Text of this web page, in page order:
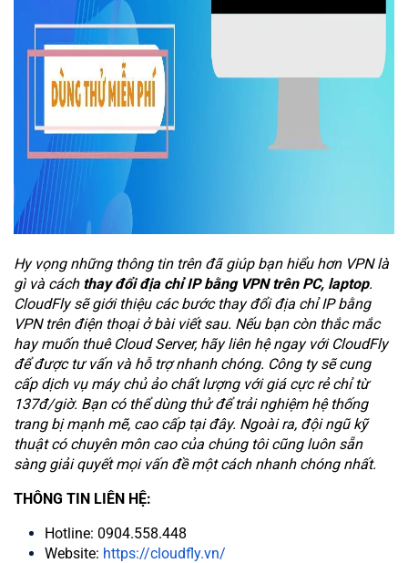
Hy vọng những thông tin trên đã giúp bạn hiểu hơn VPN là
gì và cách thay đổi địa chỉ IP bằng VPN trên PC, laptop.
CloudFly sẽ giới thiệu các bước thay đổi địa chỉ IP bằng
VPN trên điện thoại ở bài viết sau. Nếu bạn còn thắc mắc
hay muốn thuê Cloud Server, hãy liên hệ ngay với CloudFly
để được tư vấn và hỗ trợ nhanh chóng. Công ty sẽ cung
cấp dịch vụ máy chủ ảo chất lượng với giá cực rẻ chỉ từ
137đ/giờ. Bạn có thể dùng thử để trải nghiệm hệ thống
trang bị mạnh mẽ, cao cấp tại đây. Ngoài ra, đội ngũ kỹ
thuật có chuyên môn cao của chúng tôi cũng luôn sẵn
sàng giải quyết mọi vấn đề một cách nhanh chóng nhất.
THÔNG TIN LIÊN HỆ:
Hotline: 0904.558.448
Website: https://cloudfly.vn/